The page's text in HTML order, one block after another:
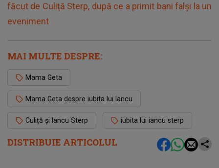
DISTRIBUIE ARTICOLUL
făcut de Culiță Sterp, după ce a primit bani falși la un
eveniment
MAI MULTE DESPRE:
Mama Geta
Mama Geta despre iubita lui Iancu
Culiță și Iancu Sterp iubita lui iancu sterp